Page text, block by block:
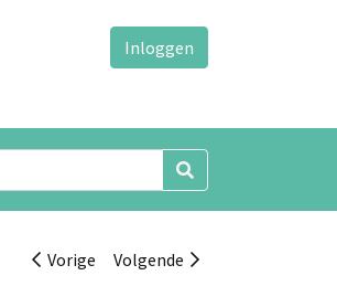
Inloggen
Vorige Volgende